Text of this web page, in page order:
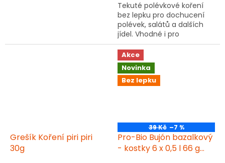
Tekuté polévkové koření
bez lepku pro dochucení
polévek, salátů a dalších
jídel. Vhodné i pro
bezlepkovou dietu.
Grešík Koření piri piri
30g
Akce
Novinka
Bez lepku
39 Kč –7 %
Pro-Bio Bujón bazalkový
- kostky 6 x 0,5 l 66 g